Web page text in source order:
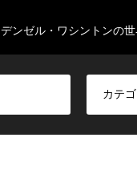
デンゼル・ワシントンの